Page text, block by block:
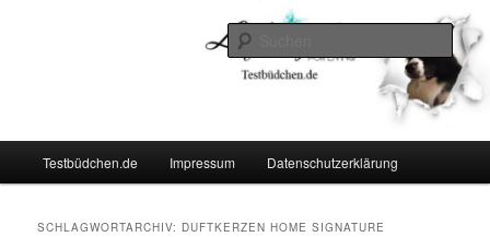
Testbüdchen.de Impressum Datenschutzerklärung
SCHLAGWORTARCHIV: DUFTKERZEN HOME SIGNATURE